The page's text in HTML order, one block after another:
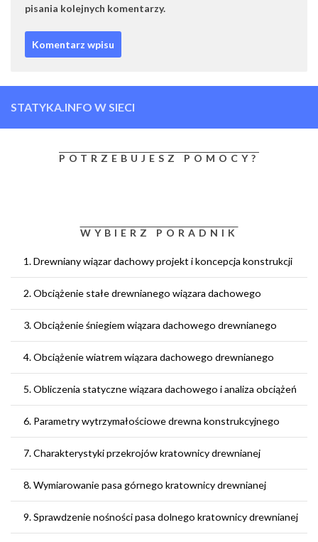
pisania kolejnych komentarzy.
STATYKA.INFO W SIECI
POTRZEBUJESZ POMOCY?
WYBIERZ PORADNIK
1. Drewniany wiązar dachowy projekt i koncepcja konstrukcji
2. Obciążenie stałe drewnianego wiązara dachowego
3. Obciążenie śniegiem wiązara dachowego drewnianego
4. Obciążenie wiatrem wiązara dachowego drewnianego
5. Obliczenia statyczne wiązara dachowego i analiza obciążeń
6. Parametry wytrzymałościowe drewna konstrukcyjnego
7. Charakterystyki przekrojów kratownicy drewnianej
8. Wymiarowanie pasa górnego kratownicy drewnianej
9. Sprawdzenie nośności pasa dolnego kratownicy drewnianej